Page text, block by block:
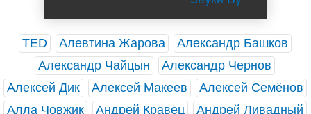
TED Алевтина Жарова
Александр Башков
Александр Чайцын
Александр Чернов
Алексей Дик
Алексей Макеев
Алексей Семёнов
Алла Човжик
Андрей Кравец
Андрей Ливадный